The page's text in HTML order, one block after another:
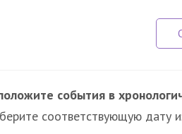
события в
соответствующую дату